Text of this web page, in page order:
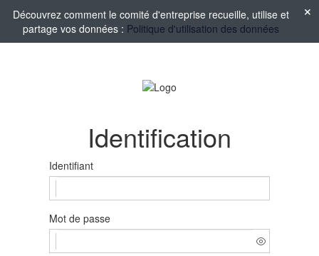
Découvrez comment le comité d'entreprise recueille, utilise et
partage vos données : Politique d'utilisation des données
Identification
Identifiant
Mot de passe